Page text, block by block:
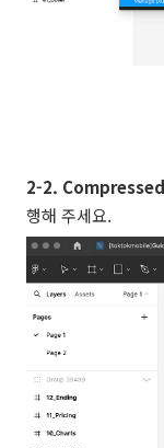
2-2.
행해 주세요.